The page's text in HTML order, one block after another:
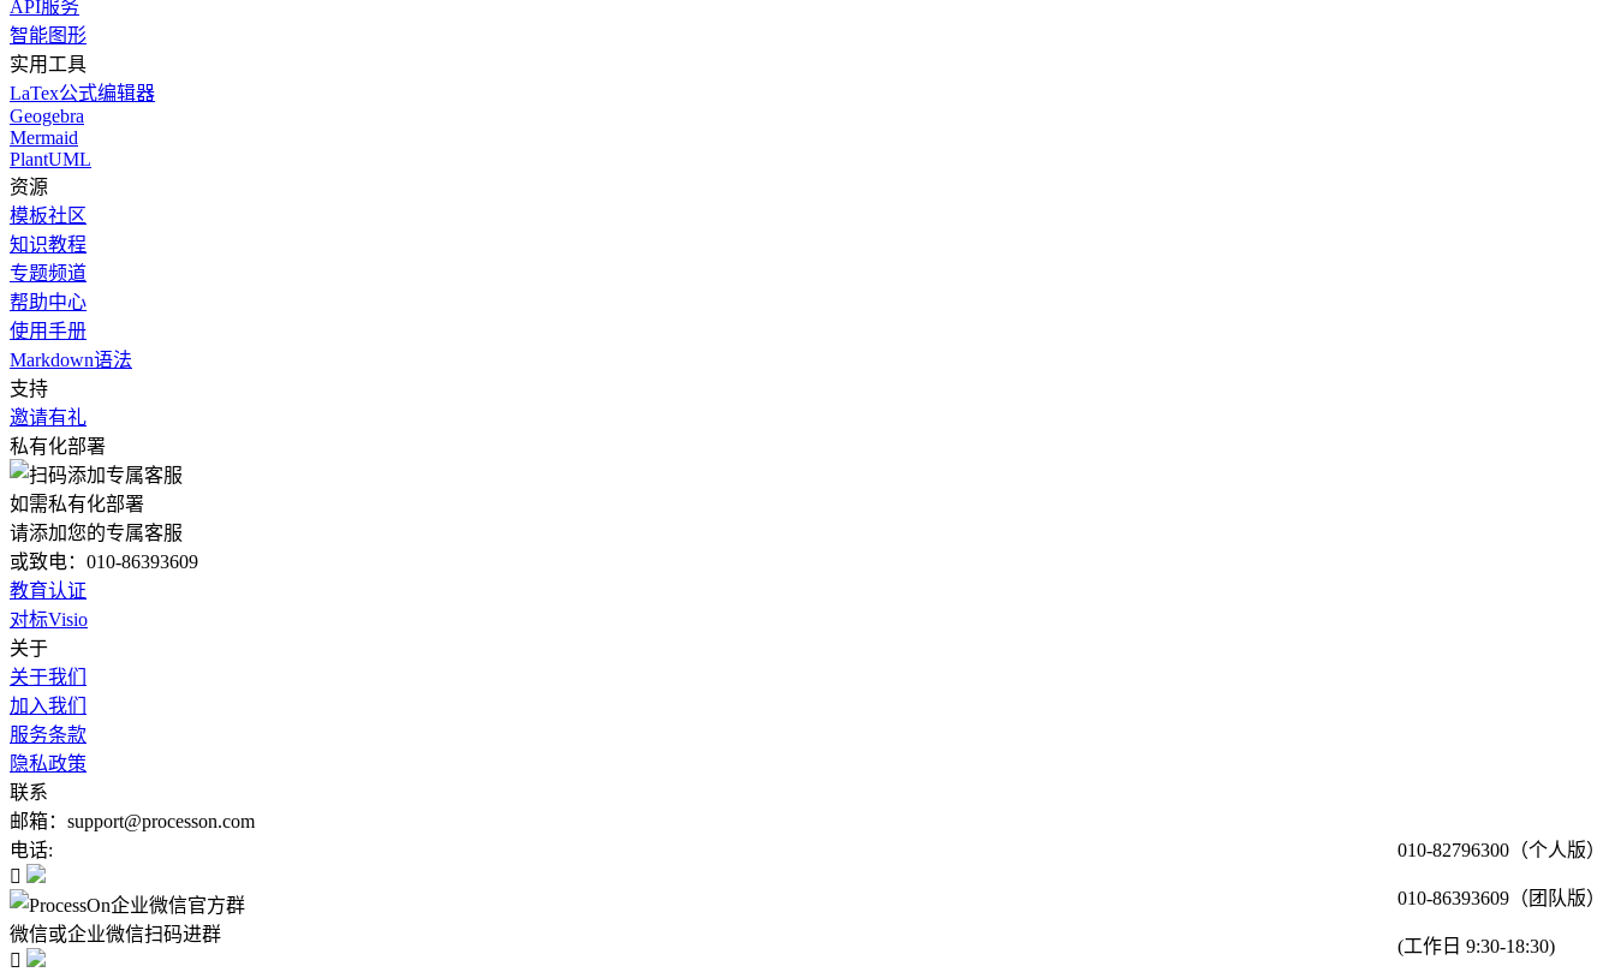
API服务
智能图形
实用工具
LaTex公式编辑器
Geogebra
Mermaid
PlantUML
资源
模板社区
知识教程
专题频道
帮助中心
使用手册
Markdown语法
支持
邀请有礼
私有化部署
如需私有化部署
请添加您的专属客服
或致电：010-86393609
教育认证
对标Visio
关于
关于我们
加入我们
服务条款
隐私政策
联系
邮箱：support@processon.com
电话:
010-82796300（个人版）
010-86393609（团队版）
(工作日 9:30-18:30)

微信或企业微信扫码进群
